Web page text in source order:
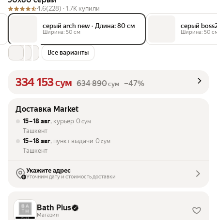
4.6(228) · 1.7K купили
серый arch new • Длина: 80 см
Ширина: 50 см
серый
Ширина: 50
Все варианты
334 153сум 634 890сум –47%
Доставка Market
15 – 18 авг, курьер 0 сум
Ташкент
15 – 18 авг, пункт выдачи 0 сум
Ташкент
Укажите адрес
Уточним дату и стоимость доставки
Bath Plus
Магазин